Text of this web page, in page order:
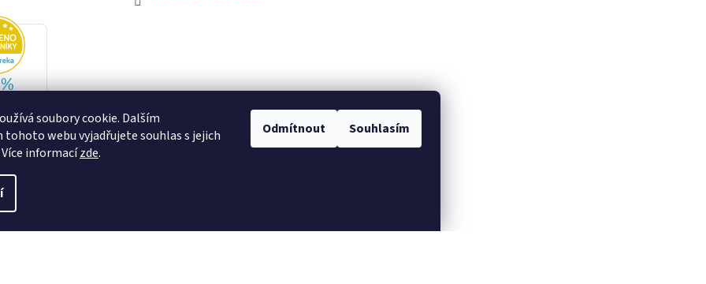
soubory cookie. Dalším
tohoto webu vyjadřujete souhlas s jejich
informacízde.
Odmítnout Souhlasím